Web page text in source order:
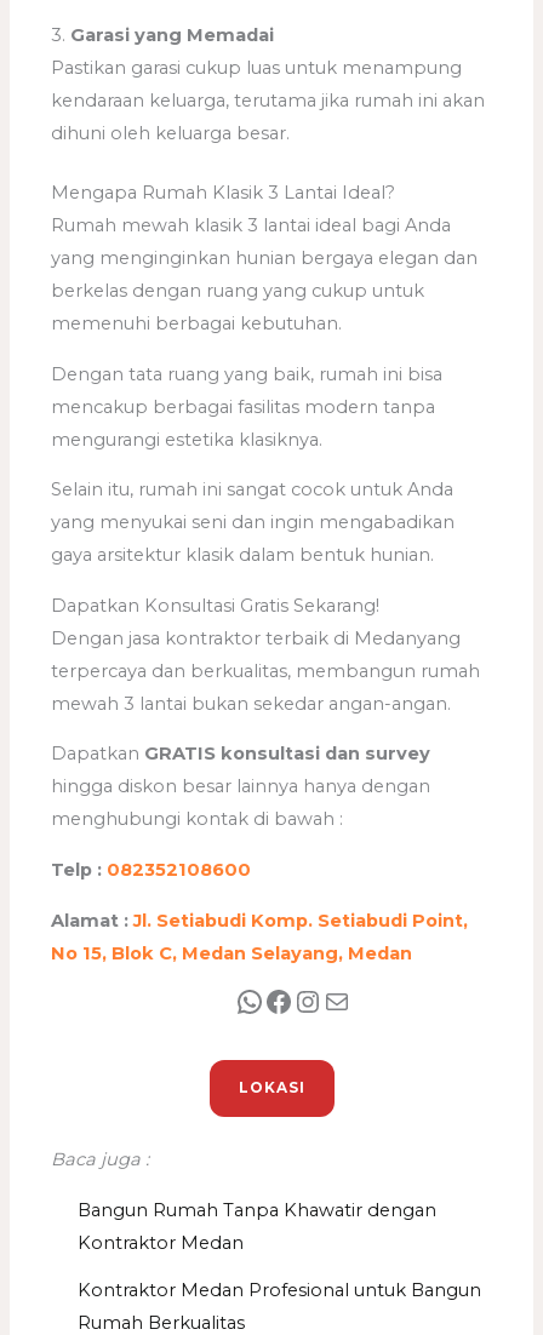
3. Garasi yang Memadai
Pastikan garasi cukup luas untuk menampung
kendaraan keluarga, terutama jika rumah ini akan
dihuni oleh keluarga besar.
Mengapa Rumah Klasik 3 Lantai Ideal?
Rumah mewah klasik 3 lantai ideal bagi Anda
yang menginginkan hunian bergaya elegan dan
berkelas dengan ruang yang cukup untuk
memenuhi berbagai kebutuhan.
Dengan tata ruang yang baik, rumah ini bisa
mencakup berbagai fasilitas modern tanpa
mengurangi estetika klasiknya.
Selain itu, rumah ini sangat cocok untuk Anda
yang menyukai seni dan ingin mengabadikan
gaya arsitektur klasik dalam bentuk hunian.
Dapatkan Konsultasi Gratis Sekarang!
Dengan jasa kontraktor terbaik di Medanyang
terpercaya dan berkualitas, membangun rumah
mewah 3 lantai bukan sekedar angan-angan.
Dapatkan GRATIS konsultasi dan survey
hingga diskon besar lainnya hanya dengan
menghubungi kontak di bawah :
Telp : 082352108600
Alamat :Jl. Setiabudi Komp. Setiabudi Point,
No 15, Blok C, Medan Selayang, Medan
LOKASI
Baca juga :
Bangun Rumah Tanpa Khawatir dengan
Kontraktor Medan
Kontraktor Medan Profesional untuk Bangun
Rumah Berkualitas